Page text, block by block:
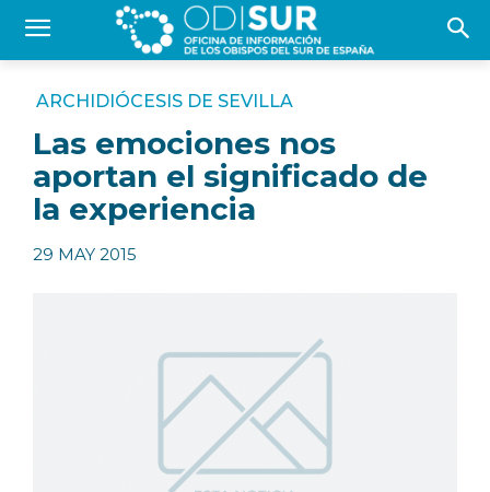
ARCHIDIÓCESIS DE SEVILLA
Las emociones nos
aportan el significado de
la experiencia
29 MAY 2015